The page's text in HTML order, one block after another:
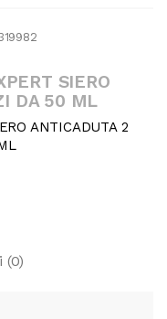
SIERO
DA 50 ML
ANTICADUTA 2
(0)